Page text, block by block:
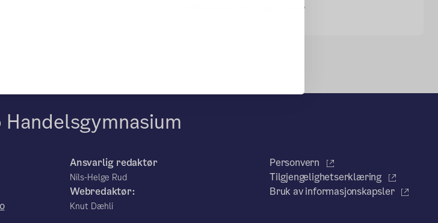
Ressurser til oppgaver
Ansvarlig redaktør
Nils-Helge Rud
Webredaktør:
Knut Dæhli
Personvern
Tilgjengelighetserklæring
Bruk av informasjonskapsler